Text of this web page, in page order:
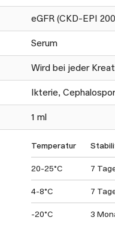
eGFR (CKD-EPI
Serum
Wird bei jeder
Ikterie,
1 ml
Temperatur
20-25°C 7
4-8°C 7
-20°C 3